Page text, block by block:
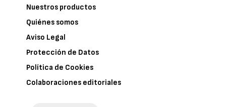
Nuestros productos
Quiénes somos
Aviso Legal
Protección de Datos
Política de Cookies
Colaboraciones editoriales